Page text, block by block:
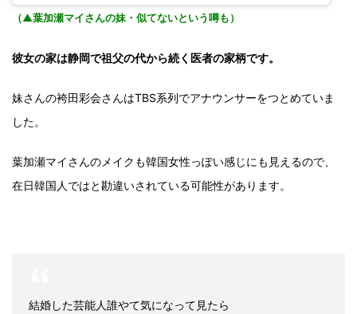
（▲葉加瀬マイさんの妹・似てないという噂も）
彼女の家は静岡で祖父の代から続く医者の家柄です。
妹さんの袴田彩会さんはTBS系列でアナウンサーをつとめていま
した。
葉加瀬マイさんのメイクも韓国女性っぽい感じにも見えるので、
在日韓国人ではと勘違いされている可能性があります。
結婚した芸能人誰やて気になって見たら